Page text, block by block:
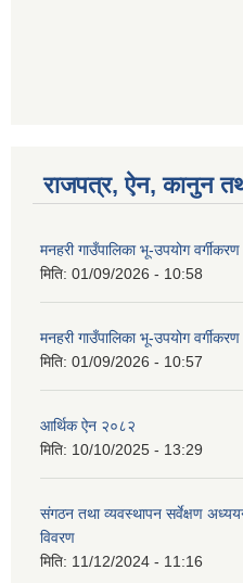
राजपत्र, ऐन, कानुन
मनहरी गाउँपालिका भू-उपयोग
मिति: 01/09/2026 - 10:58
मनहरी गाउँपालिका भू-उपयोग
मिति: 01/09/2026 - 10:57
आर्थिक ऐन २०८२
मिति: 10/10/2025 - 13:29
संगठन तथा व्यवस्थापन सर्वेक्षण
विवरण
मिति: 11/12/2024 - 11:16